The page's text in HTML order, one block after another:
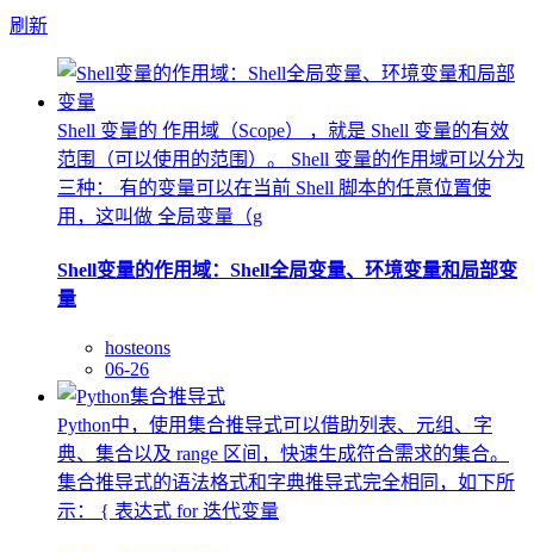
刷新
Shell 变量的 作用域（Scope） ，就是 Shell 变量的有效
范围（可以使用的范围）。 Shell 变量的作用域可以分为
三种： 有的变量可以在当前 Shell 脚本的任意位置使
用，这叫做 全局变量（g
Shell变量的作用域：Shell全局变量、环境变量和局部变
量
hosteons
06-26
Python中，使用集合推导式可以借助列表、元组、字
典、集合以及 range 区间，快速生成符合需求的集合。
集合推导式的语法格式和字典推导式完全相同，如下所
示： { 表达式 for 迭代变量